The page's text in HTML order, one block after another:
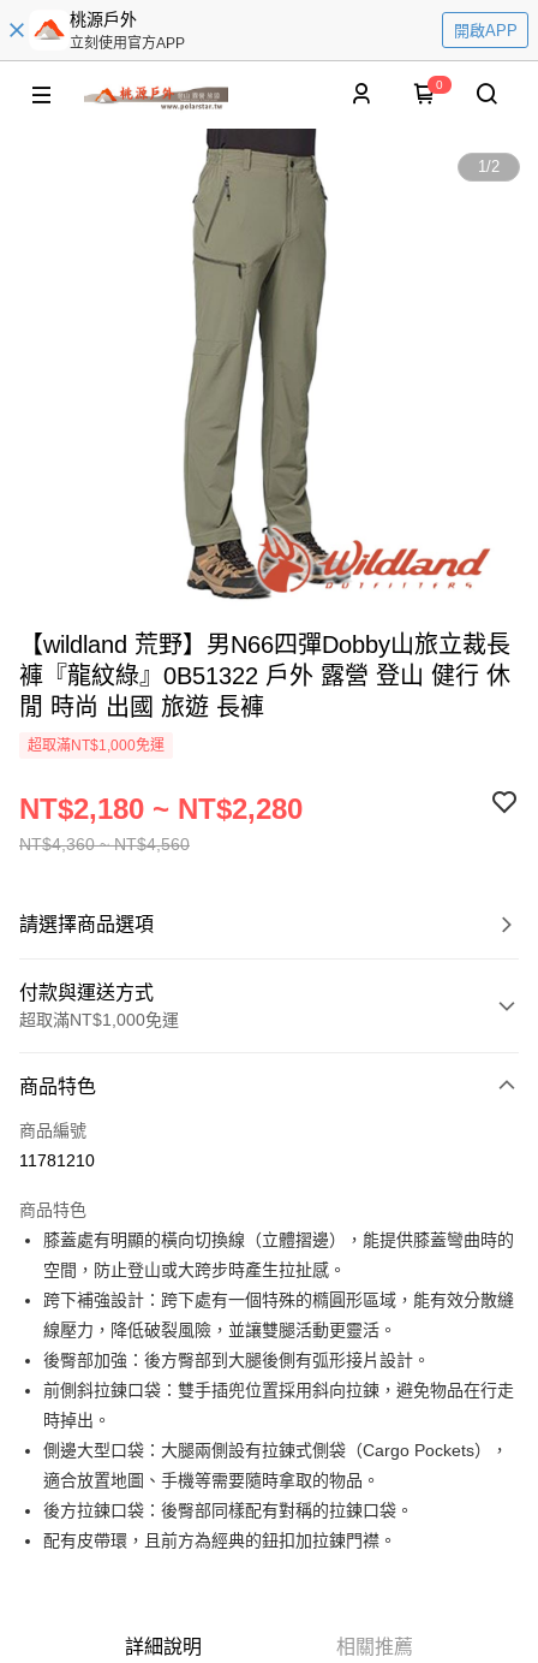
桃源戶外
立刻使用官方APP
開啟APP
0
1/2
【wildland 荒野】男N66四彈Dobby山旅立裁長
褲『龍紋綠』0B51322 戶外 露營 登山 健行 休
閒 時尚 出國 旅遊 長褲
超取滿NT$1,000免運
NT$4,360 ~ NT$4,560
NT$2,180 ~ NT$2,280
請選擇商品選項
付款與運送方式
超取滿NT$1,000免運
信用卡一次付款
信用卡分期付款
合作金庫商業銀行
華南商業銀行
彰化商業銀行
上海商業儲蓄銀行
台北富邦商業銀行
國泰世華商業銀行
兆豐國際商業銀行
臺灣中小企業銀行
台中商業銀行
匯豐（台灣）商業銀行
華泰商業銀行
聯邦商業銀行
遠東國際商業銀行
元大商業銀行
永豐商業銀行
玉山商業銀行
台新國際商業銀行
中國信託商業銀行
台灣樂天信用卡公司
6 期 0 利率 每期
華南商業銀行
彰化商業銀行
上海商業儲蓄銀行
台北富邦商業銀行
國泰世華商業銀行
兆豐國際商業銀行
臺灣中小企業銀行
台中商業銀行
匯豐（台灣）商業銀行
華泰商業銀行
聯邦商業銀行
元大商業銀行
玉山商業銀行
星展（台灣）商業銀行
台新國際商業銀行
中國信託商業銀行
台灣樂天信用卡公司
超商取貨付款
LINE Pay
Apple Pay
街口支付
悠遊付
Google Pay
全盈+PAY
AFTEE先享後付是「在收到商品之後才付款」的支付方式。 讓您購物簡單
商品特色
商品編號
11781210
商品特色
膝蓋處有明顯的橫向切換線（立體摺邊），能提供膝蓋彎曲時的
空間，防止登山或大跨步時產生拉扯感。
跨下補強設計：跨下處有一個特殊的橢圓形區域，能有效分散縫
線壓力，降低破裂風險，並讓雙腿活動更靈活。
後臀部加強：後方臀部到大腿後側有弧形接片設計。
前側斜拉鍊口袋：雙手插兜位置採用斜向拉鍊，避免物品在行走
時掉出。
側邊大型口袋：大腿兩側設有拉鍊式側袋（Cargo Pockets），
適合放置地圖、手機等需要隨時拿取的物品。
後方拉鍊口袋：後臀部同樣配有對稱的拉鍊口袋。
配有皮帶環，且前方為經典的鈕扣加拉鍊門襟。
詳細說明 相關推薦